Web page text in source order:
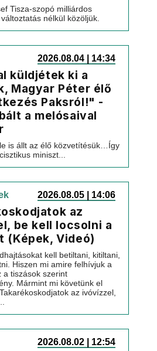
Tisza-szopó milliárdos
nélkül közöljük.
2026.08.04 | 14:34
küldjétek ki a
Magyar Péter élő
Paksról!" -
a melósaival
is állt az élő közvetítésük…Így
miniszt...
2026.08.05 | 14:06
az
be kell locsolni a
(Képek, Videó)
kell betiltani, kitiltani,
Hiszen mi amire felhívjuk a
a tiszások szerint
Mármint mi követünk el
az ivóvízzel,
2026.08.02 | 12:54